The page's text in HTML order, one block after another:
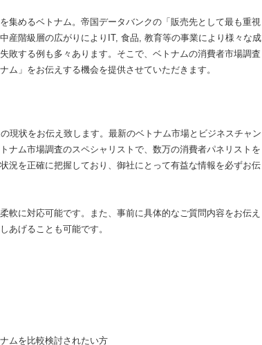
集めるベトナム。帝国データバンクの「販売先として最も重視
産階級層の広がりによりIT, 食品, 教育等の事業により様々な成
敗する例も多々あります。そこで、ベトナムの消費者市場調査
」をお伝えする機会を提供させていただきます。
現状をお伝え致します。最新のベトナム市場とビジネスチャン
ナム市場調査のスペシャリストで、数万の消費者パネリストを
況を正確に把握しており、御社にとって有益な情報を必ずお伝
軟に対応可能です。また、事前に具体的なご質問内容をお伝え
あげることも可能です。
ムを比較検討されたい方